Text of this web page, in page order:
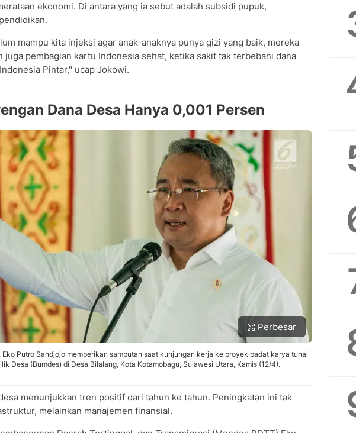
ekonomi. Di antara yang ia sebut adalah subsidi pupuk,
mampu kita injeksi agar anak-anaknya punya gizi yang baik, mereka
juga pembagian kartu Indonesia sehat, ketika sakit tak terbebani dana
Pintar," ucap Jokowi.
Dana Desa Hanya 0,001 Persen
Perbesar
Eko Putro Sandjojo memberikan sambutan saat kunjungan kerja ke proyek padat karya tunai
Desa (Bumdes) di Desa Bilalang, Kota Kotamobagu, Sulawesi Utara, Kamis (12/4).
menunjukkan tren positif dari tahun ke tahun. Peningkatan ini tak
melainkan manajemen finansial.